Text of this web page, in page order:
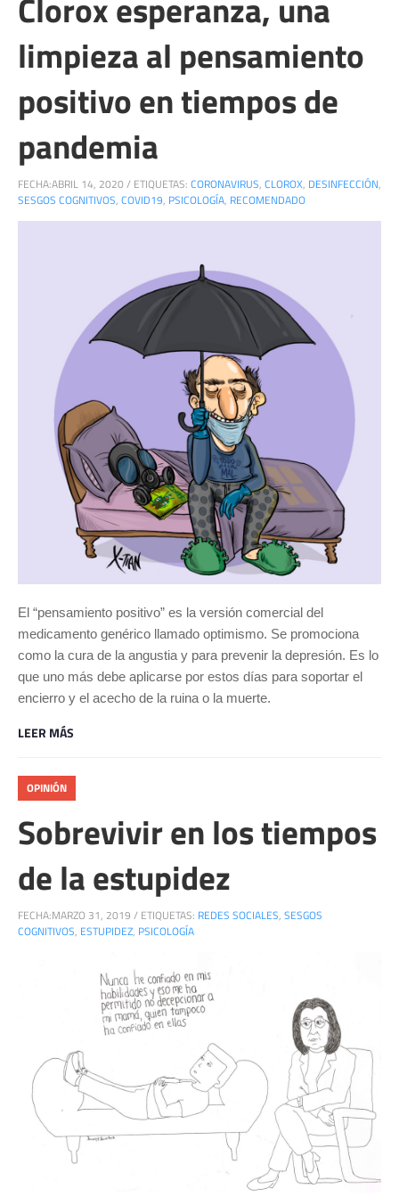
limpieza al pensamiento
positivo en tiempos de
pandemia
FECHA:ABRIL 14, 2020 / ETIQUETAS: CORONAVIRUS, CLOROX, DESINFECCIÓN,
SESGOS COGNITIVOS, COVID19, PSICOLOGÍA, RECOMENDADO
El “pensamiento positivo” es la versión comercial del
medicamento genérico llamado optimismo. Se promociona
como la cura de la angustia y para prevenir la depresión. Es lo
que uno más debe aplicarse por estos días para soportar el
encierro y el acecho de la ruina o la muerte.
LEER MÁS
OPINIÓN
Sobrevivir en los tiempos
de la estupidez
FECHA:MARZO 31, 2019 / ETIQUETAS: REDES SOCIALES, SESGOS
COGNITIVOS, ESTUPIDEZ, PSICOLOGÍA